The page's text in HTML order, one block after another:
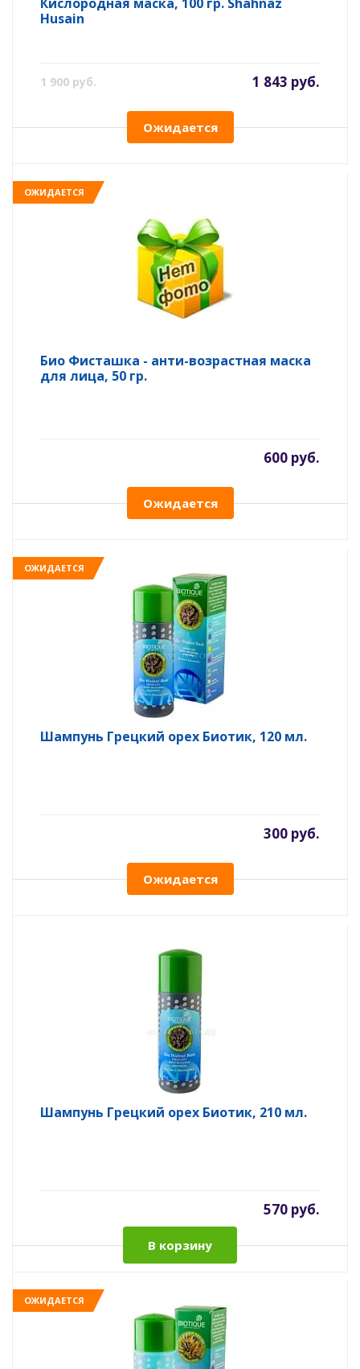
Husain
1 900 руб. 1 843 руб.
Ожидается
ОЖИДАЕТСЯ
Био Фисташка - анти-возрастная маска
для лица, 50 гр.
600 руб.
Ожидается
ОЖИДАЕТСЯ
Шампунь Грецкий орех Биотик, 120 мл.
300 руб.
Ожидается
Шампунь Грецкий орех Биотик, 210 мл.
570 руб.
В корзину
ОЖИДАЕТСЯ